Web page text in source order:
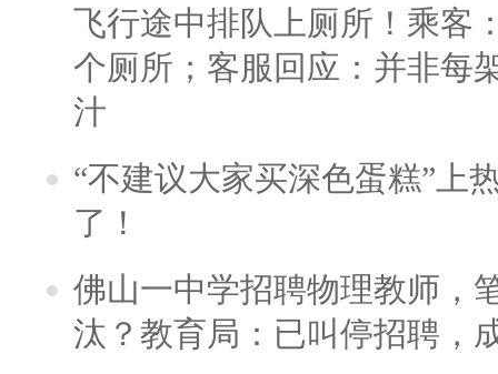
飞行途中排队上厕所！乘客
个厕所；客服回应：并非每
汁
“不建议大家买深色蛋糕”上
了！
佛山一中学招聘物理教师，
汰？教育局：已叫停招聘，